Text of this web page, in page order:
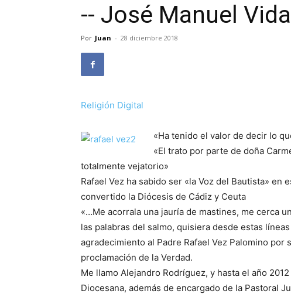
-- José Manuel Vidal
Por Juan - 28 diciembre 2018
Religión Digital
«Ha tenido el valor de decir lo
«El trato por parte de doña
totalmente vejatorio»
Rafael Vez ha sabido ser «la Voz del Bautista»
convertido la Diócesis de Cádiz y Ceuta
«…Me acorrala una jauría de mastines, me cerca
las palabras del salmo, quisiera desde estas
agradecimiento al Padre Rafael Vez Palomino por
proclamación de la Verdad.
Me llamo Alejandro Rodríguez, y hasta el año
Diocesana, además de encargado de la Pastoral